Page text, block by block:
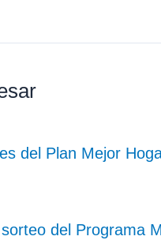
del Plan Mejor
del Programa